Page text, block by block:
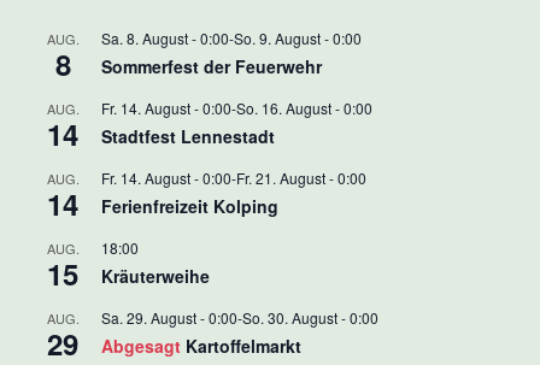
AUG.
8
Sa. 8. August - 0:00-So. 9. August - 0:00
Sommerfest der Feuerwehr
AUG.
14
Fr. 14. August - 0:00-So. 16. August - 0:00
Stadtfest Lennestadt
AUG.
14
Fr. 14. August - 0:00-Fr. 21. August - 0:00
Ferienfreizeit Kolping
AUG.
15
18:00
Kräuterweihe
AUG.
29
Sa. 29. August - 0:00-So. 30. August - 0:00
Abgesagt Kartoffelmarkt